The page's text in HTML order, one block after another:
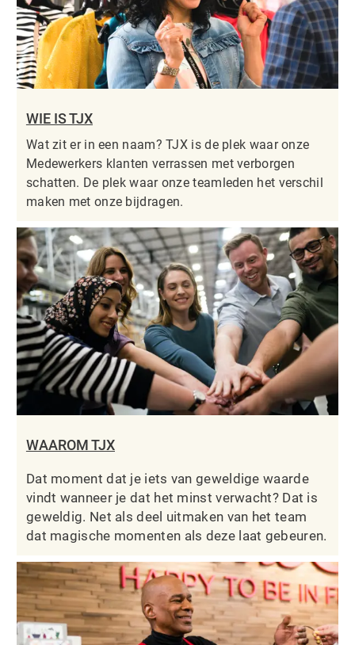
WIE IS TJX
Wat zit er in een naam? TJX is de plek waar onze
Medewerkers klanten verrassen met verborgen
schatten. De plek waar onze teamleden het verschil
maken met onze bijdragen.
WAAROM TJX
Dat moment dat je iets van geweldige waarde
vindt wanneer je dat het minst verwacht? Dat is
geweldig. Net als deel uitmaken van het team
dat magische momenten als deze laat gebeuren.